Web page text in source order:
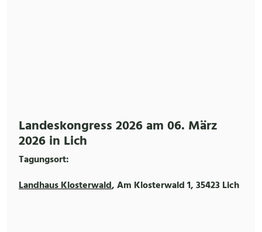
Landeskongress 2026 am 06. März
2026 in Lich
Tagungsort:
Landhaus Klosterwald, Am Klosterwald 1, 35423 Lich